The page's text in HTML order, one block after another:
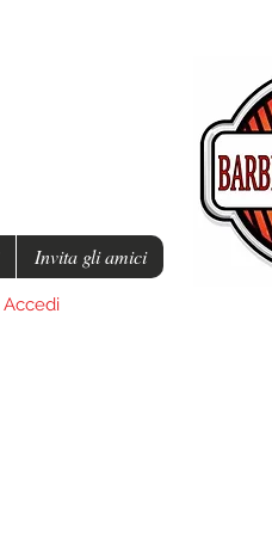
Invita gli amici
Accedi